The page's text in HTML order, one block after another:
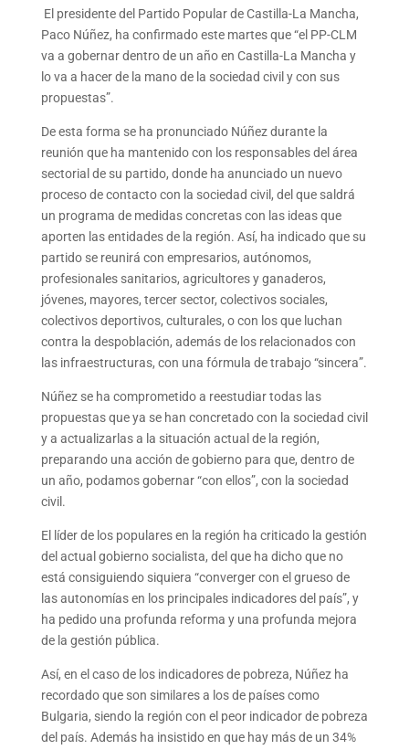
El presidente del Partido Popular de Castilla-La Mancha,
Paco Núñez, ha confirmado este martes que “el PP-CLM
va a gobernar dentro de un año en Castilla-La Mancha y
lo va a hacer de la mano de la sociedad civil y con sus
propuestas”.
De esta forma se ha pronunciado Núñez durante la
reunión que ha mantenido con los responsables del área
sectorial de su partido, donde ha anunciado un nuevo
proceso de contacto con la sociedad civil, del que saldrá
un programa de medidas concretas con las ideas que
aporten las entidades de la región. Así, ha indicado que su
partido se reunirá con empresarios, autónomos,
profesionales sanitarios, agricultores y ganaderos,
jóvenes, mayores, tercer sector, colectivos sociales,
colectivos deportivos, culturales, o con los que luchan
contra la despoblación, además de los relacionados con
las infraestructuras, con una fórmula de trabajo “sincera”.
Núñez se ha comprometido a reestudiar todas las
propuestas que ya se han concretado con la sociedad civil
y a actualizarlas a la situación actual de la región,
preparando una acción de gobierno para que, dentro de
un año, podamos gobernar “con ellos”, con la sociedad
civil.
El líder de los populares en la región ha criticado la gestión
del actual gobierno socialista, del que ha dicho que no
está consiguiendo siquiera “converger con el grueso de
las autonomías en los principales indicadores del país”, y
ha pedido una profunda reforma y una profunda mejora
de la gestión pública.
Así, en el caso de los indicadores de pobreza, Núñez ha
recordado que son similares a los de países como
Bulgaria, siendo la región con el peor indicador de pobreza
del país. Además ha insistido en que hay más de un 34%